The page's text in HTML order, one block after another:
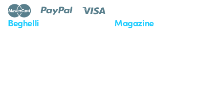
Beghelli Magazine